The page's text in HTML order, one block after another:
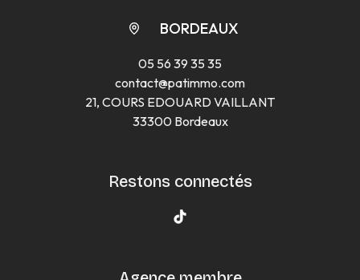
BORDEAUX
05 56 39 35 35
contact@patimmo.com
21, COURS EDOUARD VAILLANT
33300 Bordeaux
Restons connectés